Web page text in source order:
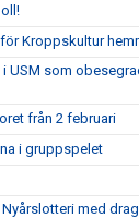
Kroppskultur
i USM som
från 2 februari
i gruppspelet
med